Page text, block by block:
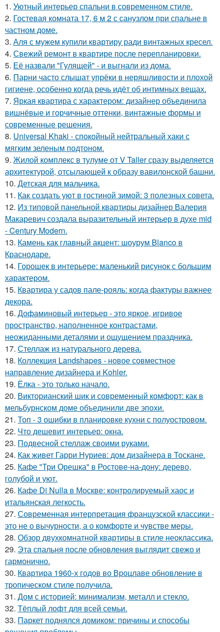
1. Уютный интерьер спальни в современном стиле.
2. Гостевая комната 17, 6 м 2 с санузлом при спальне в
частном доме.
3. Аля с мужем купили квартиру ради винтажных кресел.
4. Свежий ремонт в квартире после перепланировки.
5. Её назвали "Гулящей" - и выгнали из дома.
6. Парни часто слышат упрёки в неряшливости и плохой
гигиене, особенно когда речь идёт об интимных вещах.
7. Яркая квартира с характером: дизайнер объединила
вишнёвые и горчичные оттенки, винтажные формы и
современные решения.
8. Universal Khaki - спокойный нейтральный хаки с
мягким зеленым подтоном.
9. Жилой комплекс в тулуме от V Taller сразу выделяется
архитектурой, отсылающей к образу вавилонской башни.
10. Детская для мальчика.
11. Как создать уют в гостиной зимой: 3 полезных совета.
12. Из типовой панельной квартиры дизайнер Валерия
Макаревич создала выразительный интерьер в духе mid
- Century Modern.
13. Камень как главный акцент: шоурум Blanco в
Краснодаре.
14. Горошек в интерьере: маленький рисунок с большим
характером.
15. Квартира у садов пале-рояль: когда фактуры важнее
декора.
16. Дофаминовый интерьер - это яркое, игривое
пространство, наполненное контрастами,
неожиданными деталями и ощущением праздника.
17. Стеллаж из натурального дерева.
18. Коллекция Landshapes - новое совместное
направление дизайнера и Kohler.
19. Ёлка - это только начало.
20. Викторианский шик и современный комфорт: как в
мельбурнском доме объединили две эпохи.
21. Топ - 3 ошибки в планировке кухни с полуостровом.
22. Что дешевит интерьер: окна.
23. Подвесной стеллаж своими руками.
24. Как живет Гарри Нуриев: дом дизайнера в Тоскане.
25. Кафе "Три Орешка" в Ростове-на-дону: дерево,
голубой и уют.
26. Кафе Di Nulla в Москве: контролируемый хаос и
итальянская легкость.
27. Современная интерпретация французской классики -
это не о вычурности, а о комфорте и чувстве меры.
28. Обзор двухкомнатной квартиры в стиле неоклассика.
29. Эта спальня после обновления выглядит свежо и
гармонично.
30. Квартира 1960-х годов во Вроцлаве обновление в
тропическом стиле получила.
31. Дом с историей: минимализм, металл и стекло.
32. Тёплый лофт для всей семьи.
33. Паркет поднялся домиком: причины и способы